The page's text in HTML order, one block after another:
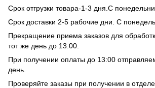
Срок отгрузки товара-1-3 дня.С
Срок доставки 2-5 рабочие дни. С
Прекращение приема заказов для
тот же день до 13.00.
При получении оплаты до 13:00
день.
Проверяйте заказы при получении в